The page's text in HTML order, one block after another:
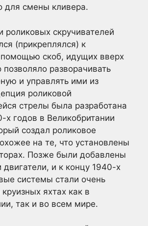
для смены кливера.
роликовых скручивателей
(прикреплялся) к
скоб, идущих вверх
позволяло разворачивать
и управлять ими из
роликовой
стрелы была разработана
х годов в Великобритании
создал роликовое
на те, что установлены
Позже были добавлены
и к концу 1940-х
системы стали очень
яхтах как в
так и во всем мире.